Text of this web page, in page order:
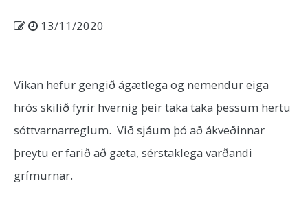
13/11/2020
Vikan hefur gengið ágætlega og nemendur eiga
hrós skilið fyrir hvernig þeir taka taka þessum hertu
sóttvarnarreglum. Við sjáum þó að ákveðinnar
þreytu er farið að gæta, sérstaklega varðandi
grímurnar.